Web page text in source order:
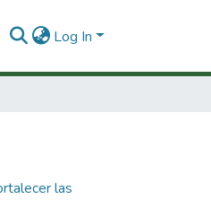
Log In
las